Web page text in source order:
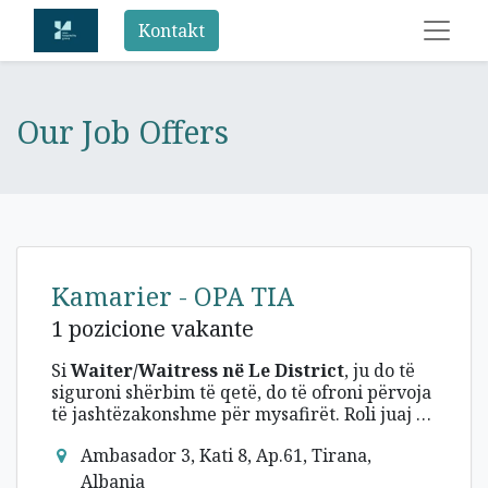
Kontakt
Our Job Offers
Kamarier - OPA TIA
1 pozicione vakante
SiWaiter/Waitress në Le District, ju do të
siguroni shërbim të qetë, do të ofroni përvoja
të jashtëzakonshme për mysafirët. Roli juaj do
shkëlqyer ndaj klientit, duke siguruar që të
ftuarit të kenë një përvojë pozitive.
Roli dhe përgjegjësitë:
Ambasador 3, Kati 8, Ap.61, Tirana,
Albania